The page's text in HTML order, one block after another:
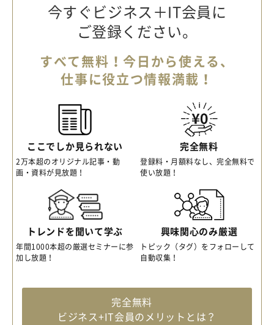
今すぐビジネス＋IT会員に
ご登録ください。
すべて無料！今日から使える、
仕事に役立つ情報満載！
ここでしか見られない
2万本超のオリジナル記事・動
画・資料が見放題！
完全無料
登録料・月額料なし、完全無料で
使い放題！
トレンドを聞いて学ぶ
年間1000本超の厳選セミナーに参
加し放題！
興味関心のみ厳選
トピック（タグ）をフォローして
自動収集！
完全無料
ビジネス+IT会員のメリットとは？